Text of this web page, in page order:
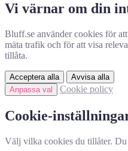
Vi värnar om din
Bluff.se använder cookies för
mäta trafik och för att visa
tillåta.
Acceptera alla
Avvisa alla
Anpassa val
Cookie policy
Cookie-
Välj vilka cookies du tillåter. Du